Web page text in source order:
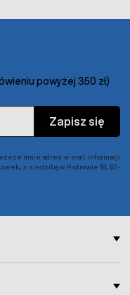
powyżej 350 zł)
Zapisz się
mnie adres e-mail informacji
z siedzibą w Piotrowie 18, 62-